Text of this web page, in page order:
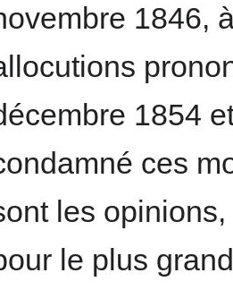
1846,
1854
ces
les
le plus